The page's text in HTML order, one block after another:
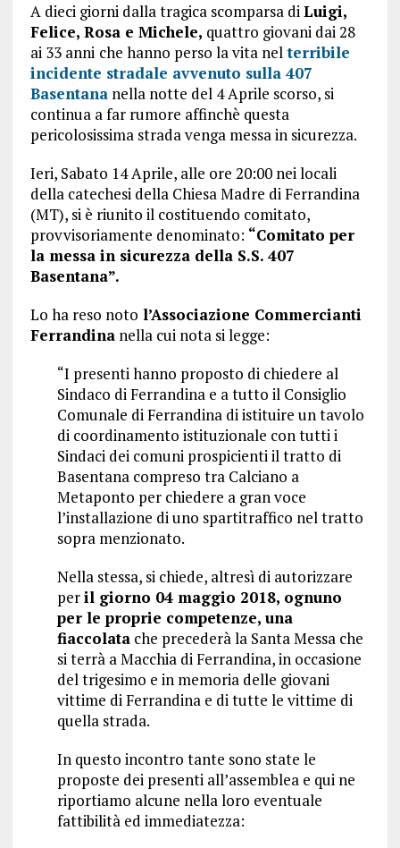
A dieci giorni dalla tragica scomparsa diLuigi,
Felice, Rosa e Michele, quattro giovani dai 28
ai 33 anni che hanno perso la vita nelterribile
incidente stradale avvenuto sulla 407
Basentananella notte del 4 Aprile scorso, si
continua a far rumore affinchè questa
pericolosissima strada venga messa in sicurezza.
Ieri, Sabato 14 Aprile, alle ore 20:00 nei locali
della catechesi della Chiesa Madre di Ferrandina
(MT), si è riunito il costituendo comitato,
provvisoriamente denominato: “Comitato per
la messa in sicurezza della S.S. 407
Basentana”.
Lo ha reso noto l’Associazione Commercianti
Ferrandinanella cui nota si legge:
“I presenti hanno proposto di chiedere al
Sindaco di Ferrandina e a tutto il Consiglio
Comunale di Ferrandina di istituire un tavolo
di coordinamento istituzionale con tutti i
Sindaci dei comuni prospicienti il tratto di
Basentana compreso tra Calciano a
Metaponto per chiedere a gran voce
l’installazione di uno spartitraffico nel tratto
sopra menzionato.
Nella stessa, si chiede, altresì di autorizzare
peril giorno 04 maggio 2018, ognuno
per le proprie competenze, una
fiaccolatache precederà la Santa Messa che
si terrà a Macchia di Ferrandina, in occasione
del trigesimo e in memoria delle giovani
vittime di Ferrandina e di tutte le vittime di
quella strada.
In questo incontro tante sono state le
proposte dei presenti all’assemblea e qui ne
riportiamo alcune nella loro eventuale
fattibilità ed immediatezza: